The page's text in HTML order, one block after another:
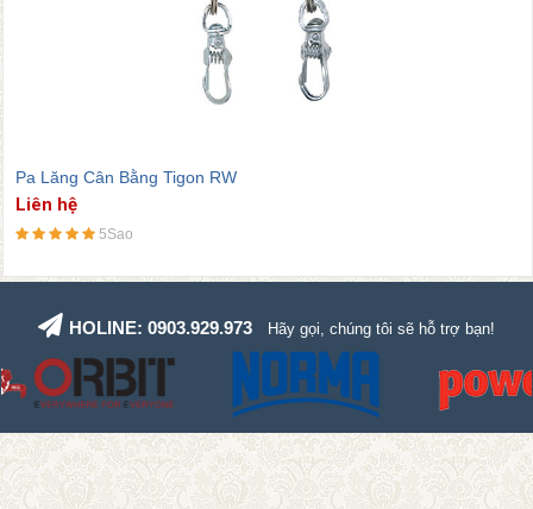
Lăng Cân Bằng Tigon RW
hệ
5Sao
HOLINE: 0903.929.973 Hãy gọi, chúng tôi sẽ hỗ trợ bạn!